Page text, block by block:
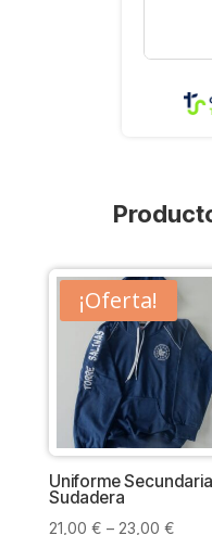
¡Oferta!
Uniforme Secundaria
Sudadera
21,00 € – 23,00 €